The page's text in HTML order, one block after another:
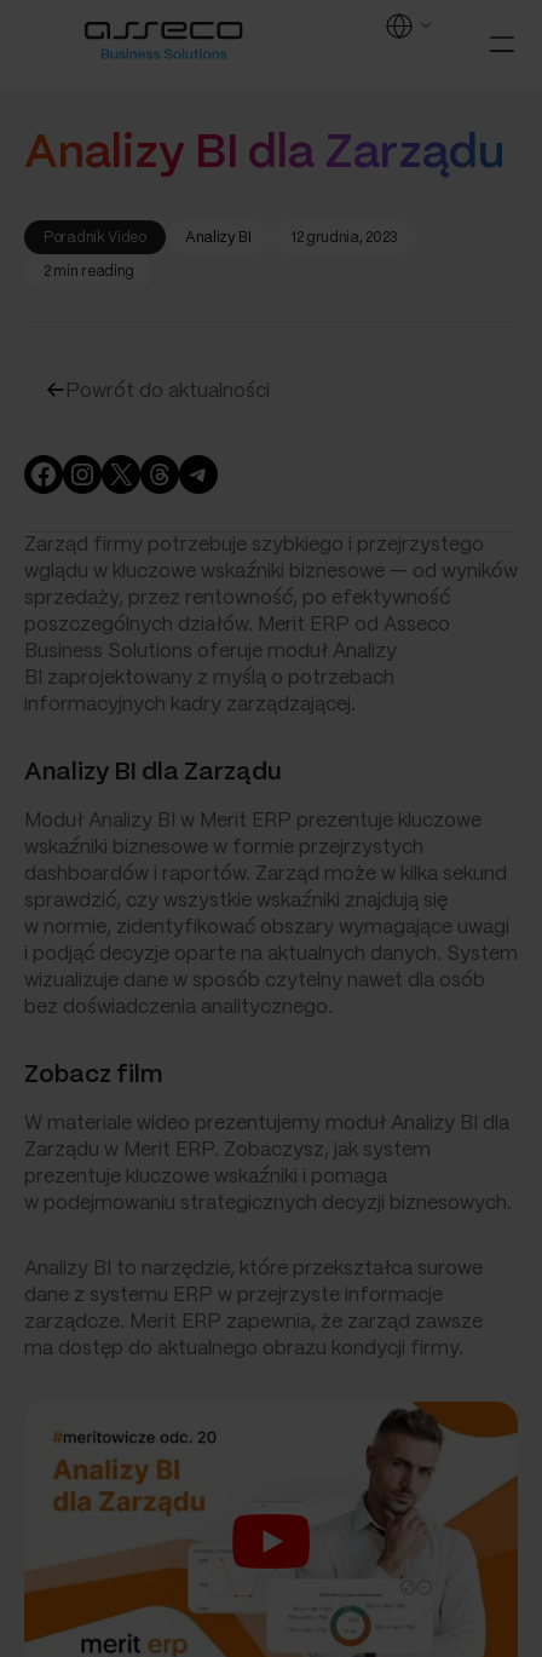
Analizy BI dla Zarządu
Poradnik Video Analizy BI 12 grudnia, 2023
2 min reading
Zarząd firmy potrzebuje szybkiego i przejrzystego
wglądu w kluczowe wskaźniki biznesowe — od wyników
sprzedaży, przez rentowność, po efektywność
poszczególnych działów. Merit ERP od Asseco
Business Solutions oferuje moduł Analizy
BI zaprojektowany z myślą o potrzebach
informacyjnych kadry zarządzającej.
Analizy BI dla Zarządu
Moduł Analizy BI w Merit ERP prezentuje kluczowe
wskaźniki biznesowe w formie przejrzystych
dashboardów i raportów. Zarząd może w kilka sekund
sprawdzić, czy wszystkie wskaźniki znajdują się
w normie, zidentyfikować obszary wymagające uwagi
i podjąć decyzje oparte na aktualnych danych. System
wizualizuje dane w sposób czytelny nawet dla osób
bez doświadczenia analitycznego.
Zobacz film
W materiale wideo prezentujemy moduł Analizy BI dla
Zarządu w Merit ERP. Zobaczysz, jak system
prezentuje kluczowe wskaźniki i pomaga
w podejmowaniu strategicznych decyzji biznesowych.
Analizy BI to narzędzie, które przekształca surowe
dane z systemu ERP w przejrzyste informacje
zarządcze. Merit ERP zapewnia, że zarząd zawsze
ma dostęp do aktualnego obrazu kondycji firmy.
Powrót do aktualności
Facebook Instagram X Threads Telegram